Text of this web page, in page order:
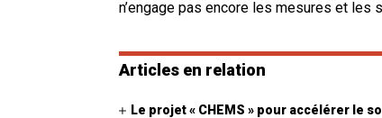
n’engage pas encore les mesures et
Articles en relation
Le projet « CHEMS » pour accélérer le